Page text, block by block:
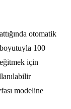
otomatik
100
için
modeline